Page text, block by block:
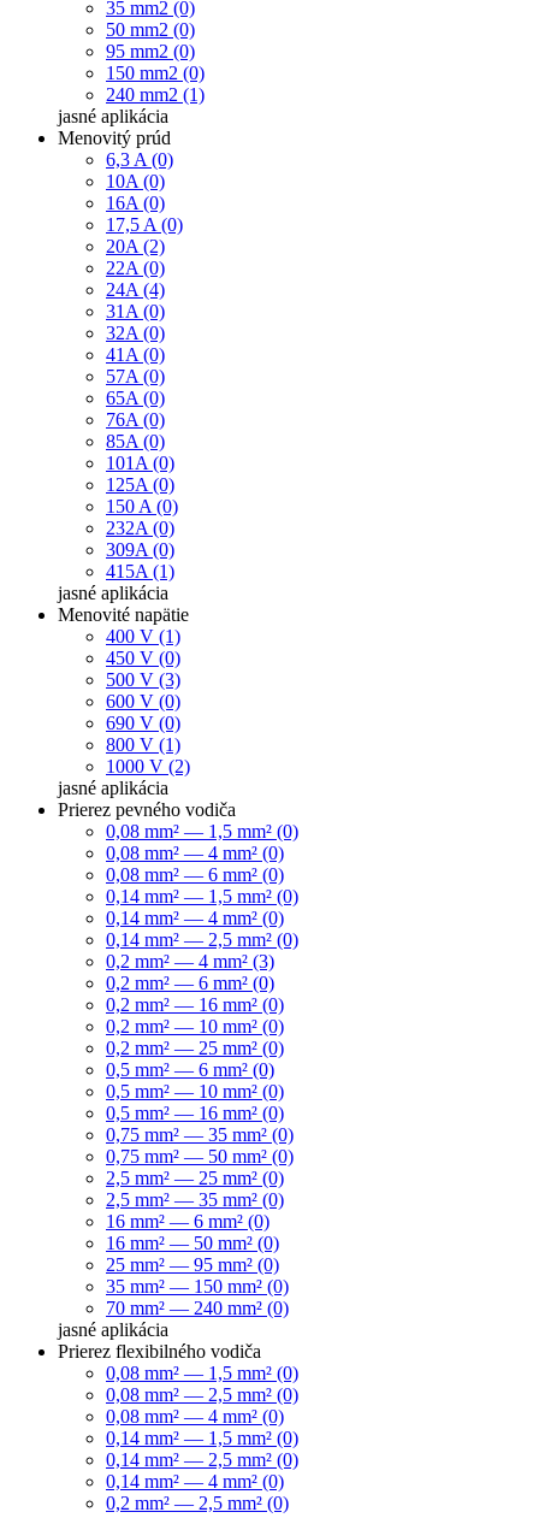
35 mm2 (0)
50 mm2 (0)
95 mm2 (0)
150 mm2 (0)
240 mm2 (1)
jasné aplikácia
Menovitý prúd
6,3 A (0)
10A (0)
16A (0)
17,5 A (0)
20A (2)
22A (0)
24A (4)
31A (0)
32A (0)
41A (0)
57A (0)
65A (0)
76A (0)
85A (0)
101A (0)
125A (0)
150 A (0)
232A (0)
309A (0)
415A (1)
jasné aplikácia
Menovité napätie
400 V (1)
450 V (0)
500 V (3)
600 V (0)
690 V (0)
800 V (1)
1000 V (2)
jasné aplikácia
Prierez pevného vodiča
0,08 mm² — 1,5 mm² (0)
0,08 mm² — 4 mm² (0)
0,08 mm² — 6 mm² (0)
0,14 mm² — 1,5 mm² (0)
0,14 mm² — 4 mm² (0)
0,14 mm² — 2,5 mm² (0)
0,2 mm² — 4 mm² (3)
0,2 mm² — 6 mm² (0)
0,2 mm² — 16 mm² (0)
0,2 mm² — 10 mm² (0)
0,2 mm² — 25 mm² (0)
0,5 mm² — 6 mm² (0)
0,5 mm² — 10 mm² (0)
0,5 mm² — 16 mm² (0)
0,75 mm² — 35 mm² (0)
0,75 mm² — 50 mm² (0)
2,5 mm² — 25 mm² (0)
2,5 mm² — 35 mm² (0)
16 mm² — 6 mm² (0)
16 mm² — 50 mm² (0)
25 mm² — 95 mm² (0)
35 mm² — 150 mm² (0)
70 mm² — 240 mm² (0)
jasné aplikácia
Prierez flexibilného vodiča
0,08 mm² — 1,5 mm² (0)
0,08 mm² — 2,5 mm² (0)
0,08 mm² — 4 mm² (0)
0,14 mm² — 1,5 mm² (0)
0,14 mm² — 2,5 mm² (0)
0,14 mm² — 4 mm² (0)
0,2 mm² — 2,5 mm² (0)